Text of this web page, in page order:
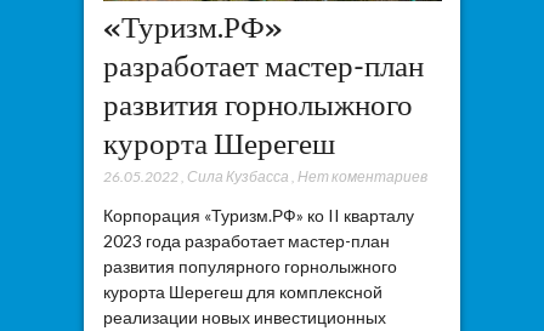
«Туризм.РФ»
разработает мастер-план
развития горнолыжного
курорта Шерегеш
26.05.2022, Сила Кузбасса Нет коментариев
Корпорация «Туризм.РФ» ко II кварталу
2023 года разработает мастер-план
развития популярного горнолыжного
курорта Шерегеш для комплексной
реализации новых инвестиционных